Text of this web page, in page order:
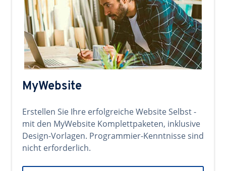
MyWebsite
Erstellen Sie Ihre erfolgreiche Website Selbst -
mit den MyWebsite Komplettpaketen, inklusive
Design-Vorlagen. Programmier-Kenntnisse sind
nicht erforderlich.